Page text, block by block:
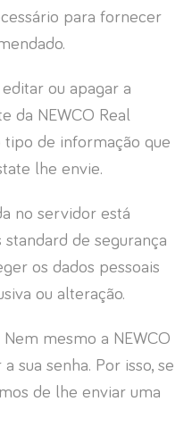
para fornecer
ou apagar a
da NEWCO Real
de informação que
lhe envie.
no servidor está
de segurança
os dados pessoais
ou alteração.
mesmo a NEWCO
sua senha. Por isso, se
de lhe enviar uma